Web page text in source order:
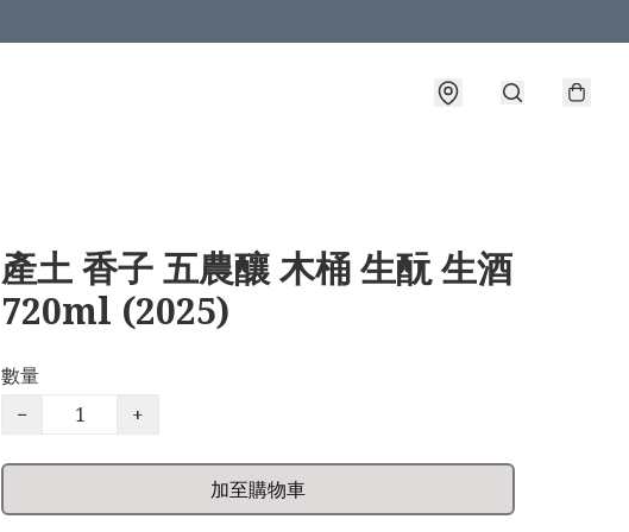
產土 香子 五農釀 木桶 生酛 生酒
720ml (2025)
數量
−
+
加至購物車